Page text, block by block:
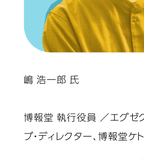
嶋 浩一郎 氏
博報堂 執行役員 ／エグゼク
ブ・ディレクター、博報堂ケ